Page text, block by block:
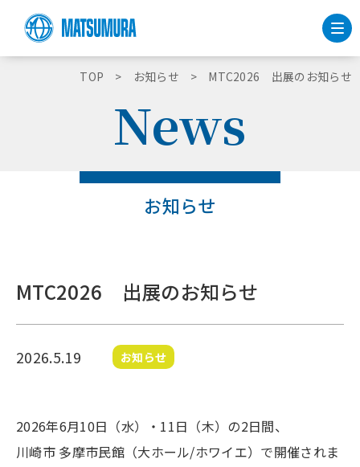
TOP お知らせ MTC2026 出展のお知らせ
News
お知らせ
MTC2026 出展のお知らせ
2026.5.19 お知らせ
2026年6月10日（水）・11日（木）の2日間、
川崎市 多摩市民館（大ホール/ホワイエ）で開催されま